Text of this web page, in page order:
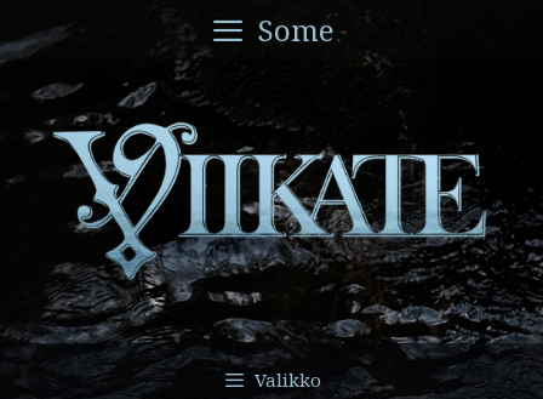
sisältöön
Some
Valikko